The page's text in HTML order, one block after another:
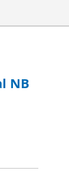
NB